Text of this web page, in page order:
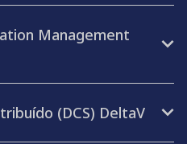
Management
(DCS) DeltaV